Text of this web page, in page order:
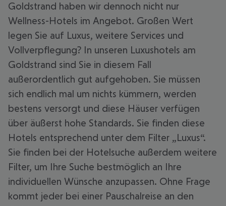
Goldstrand haben wir dennoch nicht nur
Wellness-Hotels im Angebot. Großen Wert
legen Sie auf Luxus, weitere Services und
Vollverpflegung? In unseren Luxushotels am
Goldstrand sind Sie in diesem Fall
außerordentlich gut aufgehoben. Sie müssen
sich endlich mal um nichts kümmern, werden
bestens versorgt und diese Häuser verfügen
über äußerst hohe Standards. Sie finden diese
Hotels entsprechend unter dem Filter „Luxus“.
Sie finden bei der Hotelsuche außerdem weitere
Filter, um Ihre Suche bestmöglich an Ihre
individuellen Wünsche anzupassen. Ohne Frage
kommt jeder bei einer Pauschalreise an den